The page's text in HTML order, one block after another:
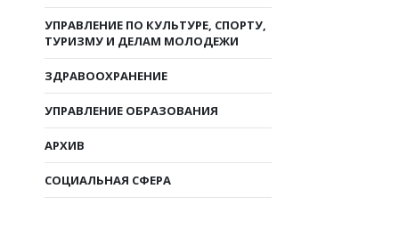
УПРАВЛЕНИЕ ПО КУЛЬТУРЕ, СПОРТУ,
ТУРИЗМУ И ДЕЛАМ МОЛОДЕЖИ
ЗДРАВООХРАНЕНИЕ
УПРАВЛЕНИЕ ОБРАЗОВАНИЯ
АРХИВ
СОЦИАЛЬНАЯ СФЕРА